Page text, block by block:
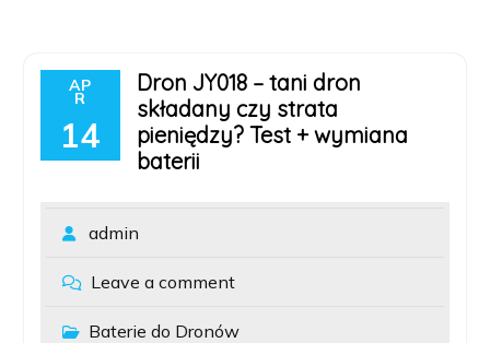
AP
R
14
Dron JY018 – tani dron
składany czy strata
pieniędzy? Test + wymiana
baterii
admin
Leave a comment
Baterie do Dronów